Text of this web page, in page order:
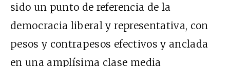
sido un punto de referencia de la
democracia liberal y representativa, con
pesos y contrapesos efectivos y anclada
en una amplísima clase media